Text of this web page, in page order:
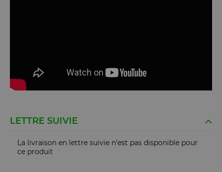
LETTRE SUIVIE
La livraison en lettre suivie n’est pas disponible pour
ce produit